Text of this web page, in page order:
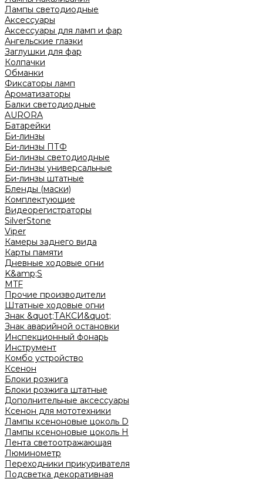
Лампы светодиодные
Аксессуары
Аксессуары для ламп и фар
Ангельские глазки
Заглушки для фар
Колпачки
Обманки
Фиксаторы ламп
Ароматизаторы
Балки светодиодные
AURORA
Батарейки
Би-линзы
Би-линзы ПТФ
Би-линзы светодиодные
Би-линзы универсальные
Би-линзы штатные
Бленды (маски)
Комплектующие
Видеорегистраторы
SilverStone
Viper
Камеры заднего вида
Карты памяти
Дневные ходовые огни
K&amp;S
MTF
Прочие производители
Штатные ходовые огни
Знак &quot;ТАКСИ&quot;
Знак аварийной остановки
Инспекционный фонарь
Инструмент
Комбо устройство
Ксенон
Блоки розжига
Блоки розжига штатные
Дополнительные аксессуары
Ксенон для мототехники
Лампы ксеноновые цоколь D
Лампы ксеноновые цоколь H
Лента светоотражающая
Люминометр
Переходники прикуривателя
Подсветка декоративная